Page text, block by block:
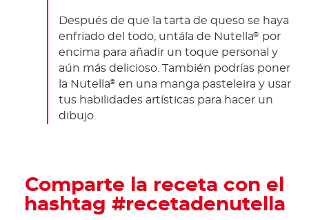
Después de que la tarta de queso se haya
enfriado del todo, untála de Nutella® por
encima para añadir un toque personal y
aún más delicioso. También podrías poner
la Nutella® en una manga pasteleira y usar
tus habilidades artísticas para hacer un
dibujo.
Comparte la receta con el
hashtag #recetadenutella